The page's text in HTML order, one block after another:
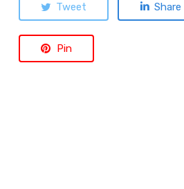
Tweet Share
Pin